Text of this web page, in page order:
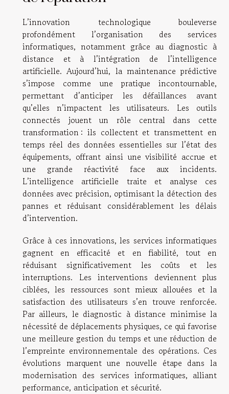
L’innovation technologique bouleverse
profondément l’organisation des services
informatiques, notamment grâce au diagnostic à
distance et à l’intégration de l’intelligence
artificielle. Aujourd’hui, la maintenance prédictive
s’impose comme une pratique incontournable,
permettant d’anticiper les défaillances avant
qu’elles n’impactent les utilisateurs. Les outils
connectés jouent un rôle central dans cette
transformation : ils collectent et transmettent en
temps réel des données essentielles sur l’état des
équipements, offrant ainsi une visibilité accrue et
une grande réactivité face aux incidents.
L’intelligence artificielle traite et analyse ces
données avec précision, optimisant la détection des
pannes et réduisant considérablement les délais
d’intervention.
Grâce à ces innovations, les services informatiques
gagnent en efficacité et en fiabilité, tout en
réduisant significativement les coûts et les
interruptions. Les interventions deviennent plus
ciblées, les ressources sont mieux allouées et la
satisfaction des utilisateurs s’en trouve renforcée.
Par ailleurs, le diagnostic à distance minimise la
nécessité de déplacements physiques, ce qui favorise
une meilleure gestion du temps et une réduction de
l’empreinte environnementale des opérations. Ces
évolutions marquent une nouvelle étape dans la
modernisation des services informatiques, alliant
performance, anticipation et sécurité.